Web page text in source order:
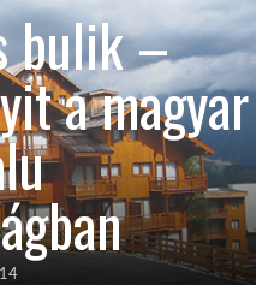
bulik –
a magyar